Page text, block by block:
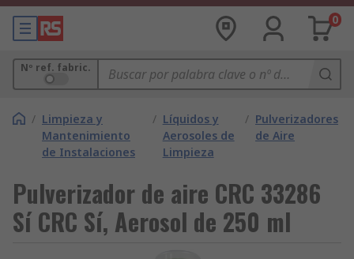
0
Nº ref. fabric.
/ Limpieza y
Mantenimiento
de Instalaciones
/ Líquidos y
Aerosoles de
Limpieza
/ Pulverizadores
de Aire
Pulverizador de aire CRC 33286
Sí CRC Sí, Aerosol de 250 ml